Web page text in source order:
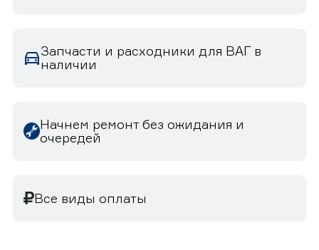
Запчасти и расходники для ВАГ в
наличии
Начнем ремонт без ожидания и
очередей
Все виды оплаты